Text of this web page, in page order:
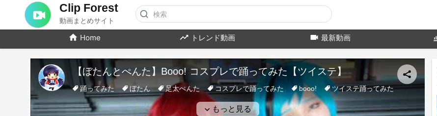
Clip Forest
動画まとめサイト
Home トレンド動画 最新動画